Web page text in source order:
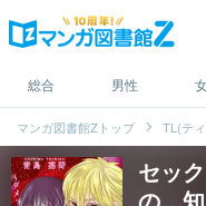
総合 男性
マンガ図書館Zトップ TL(テ
セッ